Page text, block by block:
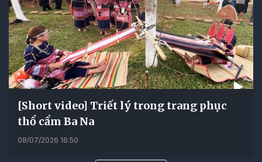
[Short video] Triết lý trong trang phục
thổ cẩm Ba Na
08/07/2026 16:50